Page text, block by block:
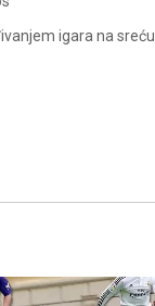
igara na sreću.